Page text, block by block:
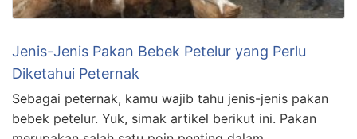
Jenis-Jenis Pakan Bebek Petelur yang Perlu
Diketahui Peternak
Sebagai peternak, kamu wajib tahu jenis-jenis pakan
bebek petelur. Yuk, simak artikel berikut ini. Pakan